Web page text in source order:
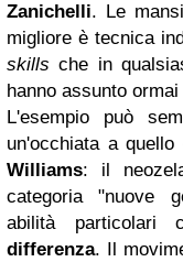
Zanichelli. Le
migliore è tecnica
skills che in
hanno assunto
L'esempio può
un'occhiata a
Williams: il
categoria "nuove
abilità
differenza. Il